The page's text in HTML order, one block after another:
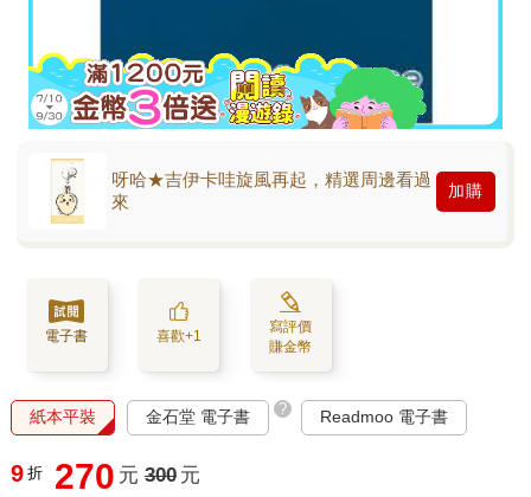
呀哈★吉伊卡哇旋風再起，精選周邊看過
來
加購
電子書 喜歡+1
寫評價
賺金幣
紙本平裝 金石堂 電子書 ? Readmoo 電子書
9 折 270 元 300 元